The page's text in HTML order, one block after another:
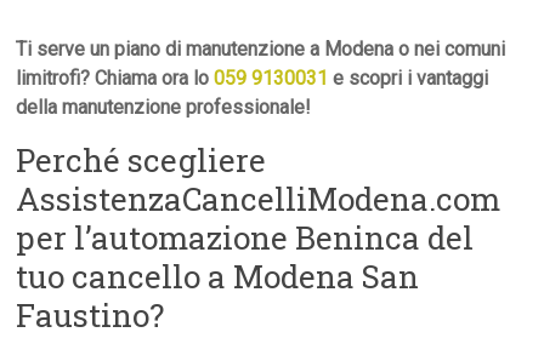
Ti serve un piano di manutenzione a Modena o nei comuni
limitrofi? Chiama ora lo059 9130031 e scopri i vantaggi
della manutenzione professionale!
Perché scegliere
AssistenzaCancelliModena.com
per l’automazione Beninca del
tuo cancello a Modena San
Faustino?